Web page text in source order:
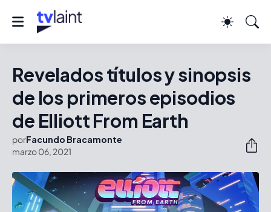
Revelados títulos y sinopsis
de los primeros episodios
de Elliott From Earth
porFacundo Bracamonte
marzo 06, 2021